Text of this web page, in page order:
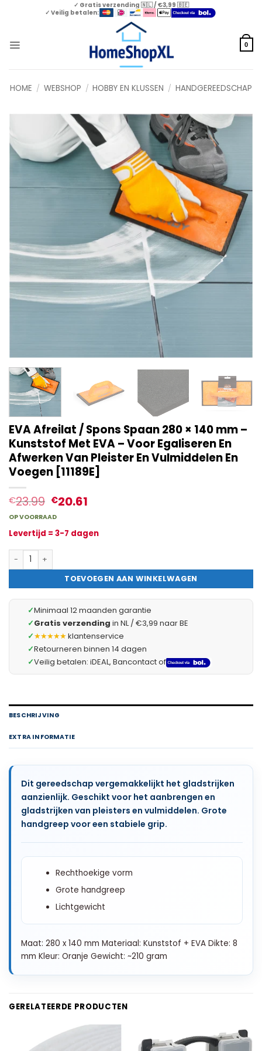
✓ Gratis verzending 🇳🇱 / €3,99 🇧🇪
✓ Veilig betalen:
0
HOME / WEBSHOP / HOBBY EN KLUSSEN / HANDGEREEDSCHAP
EVA Afreilat / Spons Spaan 280 × 140 mm –
Kunststof Met EVA – Voor Egaliseren En
Afwerken Van Pleister En Vulmiddelen En
Voegen [11189E]
€23.99 €20.61
OP VOORRAAD
Levertijd = 3-7 dagen
EVA Afreilat / Spons Spaan 280 × 140 mm – Kunststof Met EVA
TOEVOEGEN AAN WINKELWAGEN
✓Minimaal 12 maanden garantie
✓Gratis verzending in NL / €3,99 naar BE
✓★★★★★klantenservice
✓Retourneren binnen 14 dagen
✓Veilig betalen: iDEAL, Bancontact of
BESCHRIJVING
EXTRA INFORMATIE
Dit gereedschap vergemakkelijkt het gladstrijken
aanzienlijk. Geschikt voor het aanbrengen en
gladstrijken van pleisters en vulmiddelen. Grote
handgreep voor een stabiele grip.
Rechthoekige vorm
Grote handgreep
Lichtgewicht
Maat: 280 x 140 mm Materiaal: Kunststof + EVA Dikte: 8
mm Kleur: Oranje Gewicht: ~210 gram
GERELATEERDE PRODUCTEN